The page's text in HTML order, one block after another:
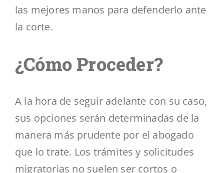
las mejores manos para defenderlo ante
la corte.
¿Cómo Proceder?
A la hora de seguir adelante con su caso,
sus opciones serán determinadas de la
manera más prudente por el abogado
que lo trate. Los trámites y solicitudes
migratorias no suelen ser cortos o